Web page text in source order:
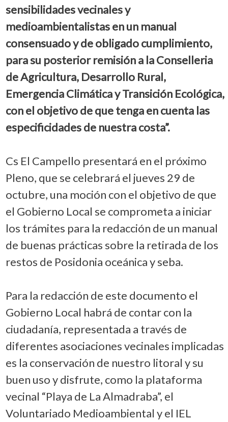
sensibilidades vecinales y
medioambientalistas en un manual
consensuado y de obligado cumplimiento,
para su posterior remisión a la Conselleria
de Agricultura, Desarrollo Rural,
Emergencia Climática y Transición Ecológica,
con el objetivo de que tenga en cuenta las
especificidades de nuestra costa”.
Cs El Campello presentará en el próximo
Pleno, que se celebrará el jueves 29 de
octubre, una moción con el objetivo de que
el Gobierno Local se comprometa a iniciar
los trámites para la redacción de un manual
de buenas prácticas sobre la retirada de los
restos de Posidonia oceánica y seba.
Para la redacción de este documento el
Gobierno Local habrá de contar con la
ciudadanía, representada a través de
diferentes asociaciones vecinales implicadas
es la conservación de nuestro litoral y su
buen uso y disfrute, como la plataforma
vecinal “Playa de La Almadraba”, el
Voluntariado Medioambiental y el IEL